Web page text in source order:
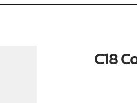
C18